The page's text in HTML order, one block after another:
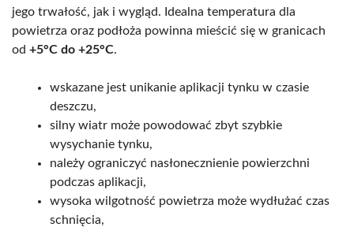
jego trwałość, jak i wygląd. Idealna temperatura dla
powietrza oraz podłoża powinna mieścić się w granicach
od +5°C do +25°C.
wskazane jest unikanie aplikacji tynku w czasie
deszczu,
silny wiatr może powodować zbyt szybkie
wysychanie tynku,
należy ograniczyć nasłonecznienie powierzchni
podczas aplikacji,
wysoka wilgotność powietrza może wydłużać czas
schnięcia,